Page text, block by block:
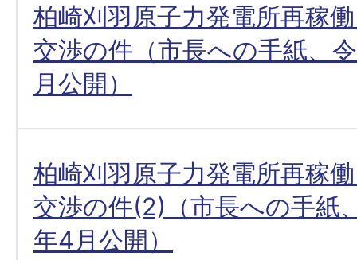
柏崎刈羽原子力発電所再稼
交渉の件（市長への手紙、
月公開）
柏崎刈羽原子力発電所再稼
交渉の件(2)（市長への手紙
年4月公開）